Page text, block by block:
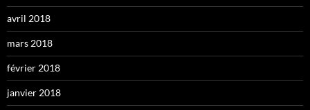
avril 2018
mars 2018
février 2018
janvier 2018